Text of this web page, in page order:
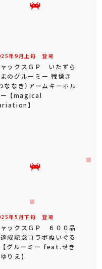
年9 月 上旬 登場
ックスＧＰ いたずら
のグルーミー 戦慄き
ななき）アームキーホル
【magical
】
年5 月下旬 登場
ックスＧＰ ６００品
成記念コラボぬいぐる
【グルーミー feat.せき
りえ】